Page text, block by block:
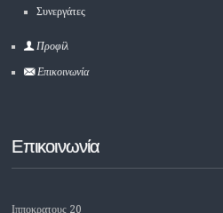
Συνεργάτες
Προφίλ
Επικοινωνία
Επικοινωνία
Ιπποκρατους 20